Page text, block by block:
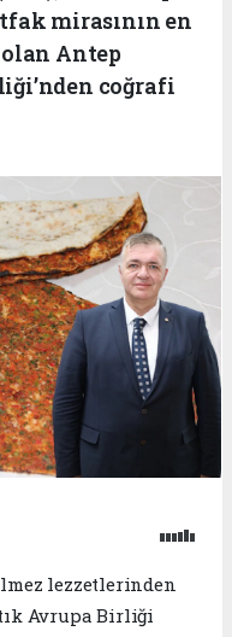
mirasının en
Antep
coğrafi
lezzetlerinden
Avrupa Birliği